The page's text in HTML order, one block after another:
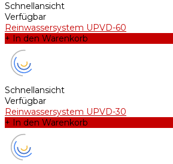
Schnellansicht
Verfügbar
Reinwassersystem UPVD-60
+ In den Warenkorb
Schnellansicht
Verfügbar
Reinwassersystem UPVD-30
+ In den Warenkorb